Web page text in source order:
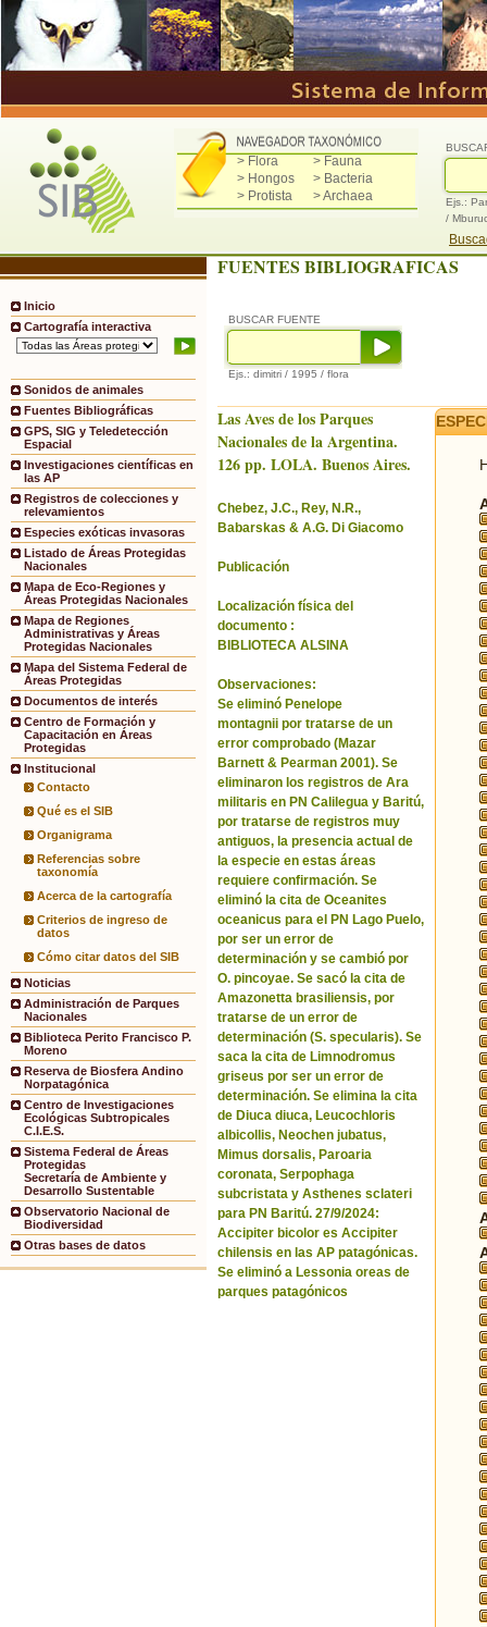
> Flora
> Fauna
> Hongos
> Bacteria
> Protista
> Archaea
Ejs.:
/
Inicio
Cartografía interactiva
Sonidos de animales
Fuentes Bibliográficas
GPS, SIG y Teledetección
Espacial
Investigaciones científicas en
las AP
Registros de colecciones y
relevamientos
Especies exóticas invasoras
Listado de Áreas Protegidas
Nacionales
Mapa de Eco-Regiones y
Áreas Protegidas Nacionales
Mapa de Regiones
Administrativas y Áreas
Protegidas Nacionales
Mapa del Sistema Federal de
Áreas Protegidas
Documentos de interés
Centro de Formación y
Capacitación en Áreas
Protegidas
Institucional
Contacto
Qué es el SIB
Organigrama
Referencias sobre
taxonomía
Acerca de la cartografía
Criterios de ingreso de
datos
Cómo citar datos del SIB
Noticias
Administración de Parques
Nacionales
Biblioteca Perito Francisco P.
Moreno
Reserva de Biosfera Andino
Norpatagónica
Centro de Investigaciones
Ecológicas Subtropicales
C.I.E.S.
Sistema Federal de Áreas
Protegidas
Secretaría de Ambiente y
Desarrollo Sustentable
Observatorio Nacional de
Biodiversidad
Otras bases de datos
FUENTES BIBLIOGRAFICAS
BUSCAR FUENTE
Ejs.: dimitri / 1995 / flora
Las Aves de los Parques
Nacionales de la Argentina.
126 pp. LOLA. Buenos Aires.
Chebez, J.C., Rey, N.R.,
Babarskas & A.G. Di Giacomo
Publicación
Localización física del
documento :
BIBLIOTECA ALSINA
Observaciones:
Se eliminó Penelope
montagnii por tratarse de un
error comprobado (Mazar
Barnett & Pearman 2001). Se
eliminaron los registros de Ara
militaris en PN Calilegua y Baritú,
por tratarse de registros muy
antiguos, la presencia actual de
la especie en estas áreas
requiere confirmación. Se
eliminó la cita de Oceanites
oceanicus para el PN Lago Puelo,
por ser un error de
determinación y se cambió por
O. pincoyae. Se sacó la cita de
Amazonetta brasiliensis, por
tratarse de un error de
determinación (S. specularis). Se
saca la cita de Limnodromus
griseus por ser un error de
determinación. Se elimina la cita
de Diuca diuca, Leucochloris
albicollis, Neochen jubatus,
Mimus dorsalis, Paroaria
coronata, Serpophaga
subcristata y Asthenes sclateri
para PN Baritú. 27/9/2024:
Accipiter bicolor es Accipiter
chilensis en las AP patagónicas.
Se eliminó a Lessonia oreas de
parques patagónicos